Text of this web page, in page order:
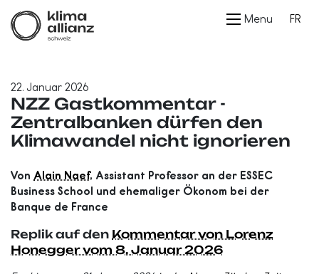
Menu FR
22. Januar 2026
NZZ Gastkommentar -
Zentralbanken dürfen den
Klimawandel nicht ignorieren
Von Alain Naef, Assistant Professor an der ESSEC
Business School und ehemaliger Ökonom bei der
Banque de France
Replik auf den Kommentar von Lorenz
Honegger vom 8. Januar 2026